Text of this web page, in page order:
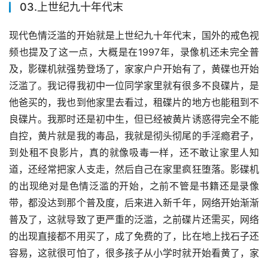
03.上世纪九十年代末
现代色情泛滥的开始就是上世纪九十年代末，国外的戒色视
频也提及了这一点，大概是在1997年，录像机还未完全普
及，影碟机就强势登场了，家家户户开始有了，黄碟也开始
泛滥了。我记得我初中一位同学家里就有很多不良碟片，是
他爸买的，我也到他家里去看过，租碟片的地方也能租到不
良碟片。我那时还是初中生，但已经被黄片诱惑得完全不能
自控，黄片就是我的毒品，我就是彻头彻尾的手淫瘾君子，
到处租不良影片，真的就像吸毒一样，还不敢让家里人知
道，还经常把家人支走，然后自己在家里疯狂堕落。影碟机
的出现绝对是色情泛滥的开始，之前不管是书籍还是录像
带，都没达到那个普及度，后来进入新千年，网络开始渐渐
普及了，这就导致了更严重的泛滥，之前碟片还需买，网络
的出现直接都不用买了，成了免费的了，比在地上找石子还
容易，这就很可怕了，很多孩子从小学时就开始看黄了，家